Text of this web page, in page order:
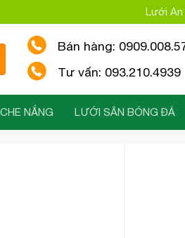
Lưới An
Bán hàng:
Tư vấn: 093.210.4939
NẮNG LƯỚI SÂN BÓNG ĐÁ